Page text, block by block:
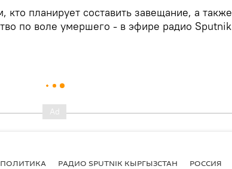
кто планирует составить завещание, а также
по воле умершего - в эфире радио Sputnik
ПОЛИТИКА РАДИО SPUTNIK КЫРГЫЗСТАН РОССИЯ